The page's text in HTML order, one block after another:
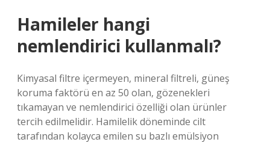
Hamileler hangi
nemlendirici kullanmalı?
Kimyasal filtre içermeyen, mineral filtreli, güneş
koruma faktörü en az 50 olan, gözenekleri
tıkamayan ve nemlendirici özelliği olan ürünler
tercih edilmelidir. Hamilelik döneminde cilt
tarafından kolayca emilen su bazlı emülsiyon